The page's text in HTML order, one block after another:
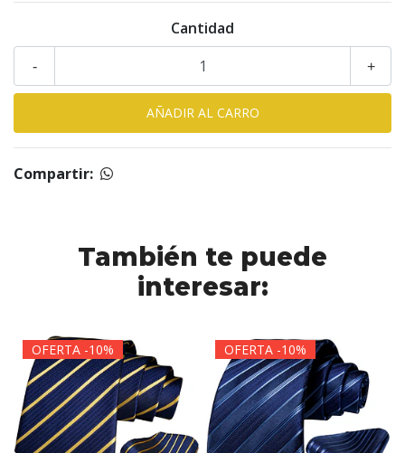
Cantidad
+
-
Compartir:
También te puede
interesar:
OFERTA -10% OFERTA -10%